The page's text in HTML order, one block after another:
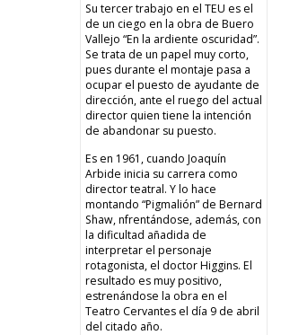
Su tercer trabajo en el TEU es el
de un ciego en la obra de Buero
Vallejo “En la ardiente oscuridad”.
Se trata de un papel muy corto,
pues durante el montaje pasa a
ocupar el puesto de ayudante de
dirección, ante el ruego del actual
director quien tiene la intención
de abandonar su puesto.
Es en 1961, cuando Joaquín
Arbide inicia su carrera como
director teatral. Y lo hace
montando “Pigmalión” de Bernard
Shaw, nfrentándose, además, con
la dificultad añadida de
interpretar el personaje
rotagonista, el doctor Higgins. El
resultado es muy positivo,
estrenándose la obra en el
Teatro Cervantes el día 9 de abril
del citado año.